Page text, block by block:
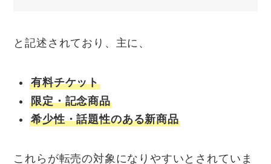
と記述されており、主に、
有料チケット
限定・記念商品
希少性・話題性のある新商品
これらが転売の対象になりやすいとされていま